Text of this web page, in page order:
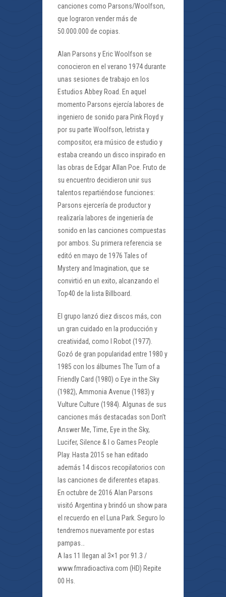
canciones como Parsons/Woolfson,
que lograron vender más de
50.000.000 de copias.
Alan Parsons y Eric Woolfson se
conocieron en el verano 1974 durante
unas sesiones de trabajo en los
Estudios Abbey Road. En aquel
momento Parsons ejercía labores de
ingeniero de sonido para Pink Floyd y
por su parte Woolfson, letrista y
compositor, era músico de estudio y
estaba creando un disco inspirado en
las obras de Edgar Allan Poe. Fruto de
su encuentro decidieron unir sus
talentos repartiéndose funciones:
Parsons ejercería de productor y
realizaría labores de ingeniería de
sonido en las canciones compuestas
por ambos. Su primera referencia se
editó en mayo de 1976 Tales of
Mystery and Imagination, que se
convirtió en un exito, alcanzando el
Top40 de la lista Billboard.
El grupo lanzó diez discos más, con
un gran cuidado en la producción y
creatividad, como I Robot (1977).
Gozó de gran popularidad entre 1980 y
1985 con los álbumes The Turn of a
Friendly Card (1980) o Eye in the Sky
(1982), Ammonia Avenue (1983) y
Vulture Culture (1984). Algunas de sus
canciones más destacadas son Don’t
Answer Me, Time, Eye in the Sky,
Lucifer, Silence & I o Games People
Play. Hasta 2015 se han editado
además 14 discos recopilatorios con
las canciones de diferentes etapas.
En octubre de 2016 Alan Parsons
visitó Argentina y brindó un show para
el recuerdo en el Luna Park. Seguro lo
tendremos nuevamente por estas
pampas…
A las 11 llegan al 3×1 por 91.3 /
www.fmradioactiva.com (HD) Repite
00 Hs.